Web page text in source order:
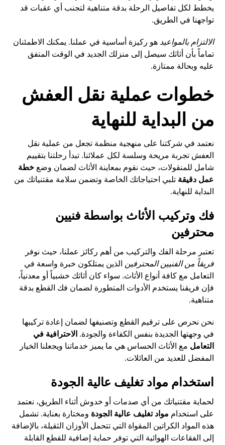
يخطط لكل تفاصيل الرحلة بدقة متناهية لتجنب أي عقبات قد
تواجهنا في الطريق.
الالتزام بالمواعيد هو ركيزة أساسية في عملنا. يمكنك الاطمئنان
تماماً بأن أثاثك سيصل إلى منزلك الجديد في الوقت المتفق
عليه وبحالة ممتازة.
خطوات عملية نقل العفش
من البداية للنهاية
نعتمد في شركتنا على منهجية منظمة تجعل من عملية نقل
العفش تجربة مريحة وسلسة لكل عملائنا. تبدأ رحلتنا بتقييم
شامل للمنقولات، حيث نقوم بمعاينة الأثاث لضمان وضعخطة
عمل دقيقة تلبي احتياجاتك الخاصة وتضمن سلامة مقتنياتك من
البداية للنهاية.
فك وتركيب الأثاث بواسطة فنيين
محترفين
تعتبر مرحلة الفك والتركيب من أهم ركائز عملنا، حيث نوفر
فريقاً من الفنيين المحترفين الذين يمتلكون خبرة واسعة في
التعامل مع كافة أنواع الأثاث. سواء كان أثاثك خشبياً أو معدنياً،
فإن فريقنا يستخدم الأدوات المتطورة لضمان فك القطع بدقة
متناهية.
نحن نحرص على ترقيم القطع وتصنيفها لضمان إعادة تركيبها
في وجهتها الجديدة بنفس الكفاءة والجودة. الاحترافية في
التعامل مع الأثاث الحساس هي ما يميز خدماتنا ويجعلنا الخيار
المفضل للعديد من العائلات.
استخدام مواد تغليف عالية الجودة
لحماية مقتنياتك من أي صدمات أو خدوش أثناء الطريق، نعتمد
على استخدام مواد تغليف عالية الجودة ومختارة بعناية. تشمل
هذه المواد الكراتين المقواة التي تتحمل الأوزان الثقيلة، بالإضافة
إلى الفقاعات الهوائية التي توفر حماية إضافية للقطع القابلة